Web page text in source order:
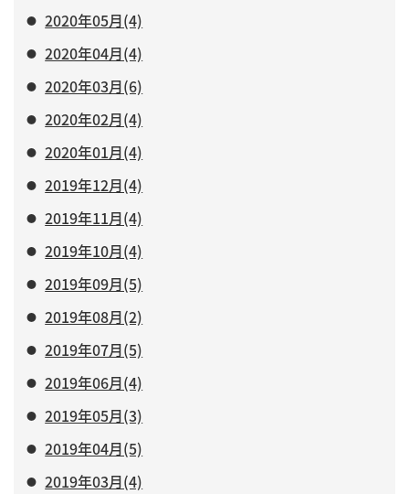
2020年05月(4)
2020年04月(4)
2020年03月(6)
2020年02月(4)
2020年01月(4)
2019年12月(4)
2019年11月(4)
2019年10月(4)
2019年09月(5)
2019年08月(2)
2019年07月(5)
2019年06月(4)
2019年05月(3)
2019年04月(5)
2019年03月(4)